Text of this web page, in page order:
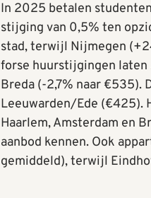
In 2025 betalen
stijging van 0,5% ten
stad, terwijl Nijmegen
forse huurstijgingen laten
Breda (-2,7% naar €535).
Leeuwarden/Ede (€425).
Haarlem, Amsterdam en
aanbod kennen. Ook
gemiddeld), terwijl